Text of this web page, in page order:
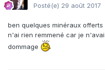
Posté(e) 29 août 2017
ben quelques minéraux
n'ai rien remmené car je
dommage